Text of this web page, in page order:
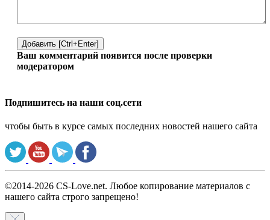
Добавить [Ctrl+Enter]
Ваш комментарий появится после проверки
модератором
Подпишитесь на наши соц.сети
чтобы быть в курсе самых последних новостей нашего сайта
©2014-2026 CS-Love.net. Любое копирование материалов с
нашего сайта строго запрещено!